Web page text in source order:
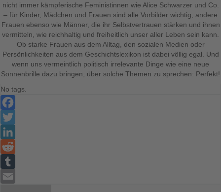
nicht immer kämpferische Feministinnen wie Alice Schwarzer und Co.
– für Kinder, Mädchen und Frauen sind alle Vorbilder wichtig, andere
Frauen ebenso wie Männer, die ihr Selbstvertrauen stärken und ihnen
vermitteln, wie reichhaltig und freiheitlich unser aller Leben sein kann.
Ob starke Frauen aus dem Alltag, den sozialen Medien oder
Persönlichkeiten aus dem Geschichtslexikon ist dabei völlig egal. Und
wenn uns vermeintlich politisch irrelevante Dinge wie eine neue
Sonnenbrille dazu bringen, über solche Themen zu sprechen: Perfekt!
No tags.
Facebook
Twitter
LinkedIn
Reddit
Tumblr